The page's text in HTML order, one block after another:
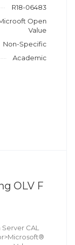
R18-06483
Open
Value
Non-Specific
Academic
OLV F
CAL